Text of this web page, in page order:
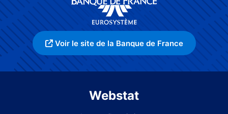
Voir le site de la Banque de France
Webstat